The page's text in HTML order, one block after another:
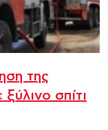
της
σπίτι